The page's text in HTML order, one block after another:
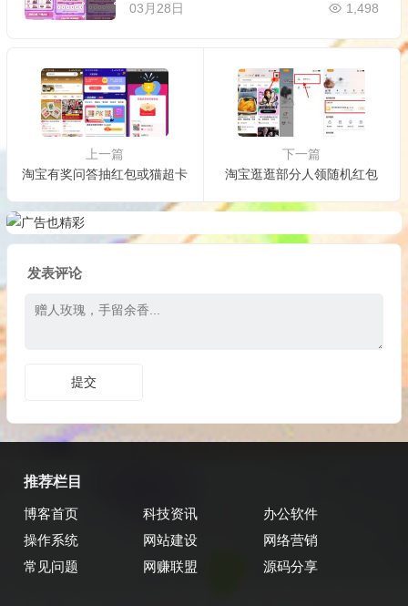
03月28日 1,498
上一篇
淘宝有奖问答抽红包或猫超卡
下一篇
淘宝逛逛部分人领随机红包
发表评论
推荐栏目
博客首页 科技资讯
办公软件
操作系统
网站建设
网络营销
常见问题
网赚联盟 源码分享